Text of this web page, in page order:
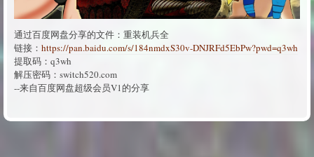
通过百度网盘分享的文件：重装机兵全
链接： https://pan.baidu.com/s/184nmdxS30v-DNJRFd5EbPw?pwd=q3wh
提取码：q3wh
解压密码：switch520.com
--来自百度网盘超级会员V1的分享